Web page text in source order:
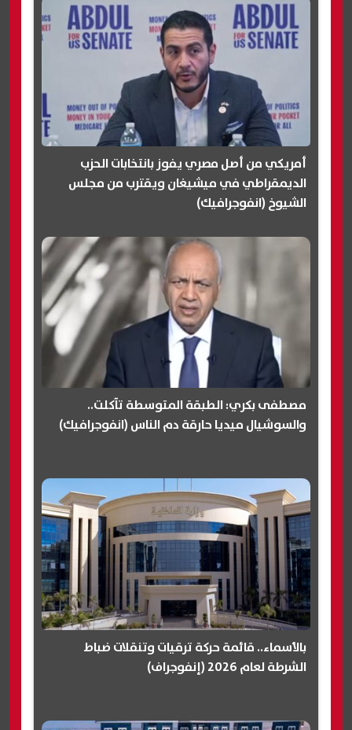
أمريكي من أصل مصري يفوز بانتخابات الحزب
الديمقراطي في ميشيغان ويقترب من مجلس
الشيوخ (انفوجرافيك)
مصطفى بكري: الطبقة المتوسطة تآكلت..
والسوشيال ميديا حارقة دم الناس (انفوجرافيك)
بالأسماء.. قائمة حركة ترقيات وتنقلات ضباط
الشرطة لعام 2026 (إنفوجراف)